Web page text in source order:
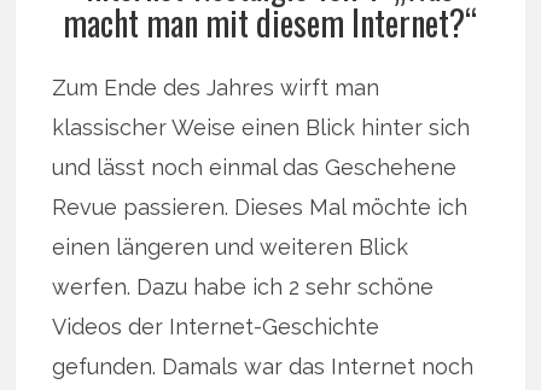
macht man mit diesem Internet?“
Zum Ende des Jahres wirft man
klassischer Weise einen Blick hinter sich
und lässt noch einmal das Geschehene
Revue passieren. Dieses Mal möchte ich
einen längeren und weiteren Blick
werfen. Dazu habe ich 2 sehr schöne
Videos der Internet-Geschichte
gefunden. Damals war das Internet noch